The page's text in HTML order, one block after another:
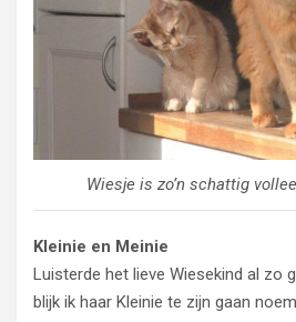
Wiesje is zo’n schattig
Kleinie en Meinie
Luisterde het lieve Wiesekind al zo
blijk ik haar Kleinie te zijn gaan